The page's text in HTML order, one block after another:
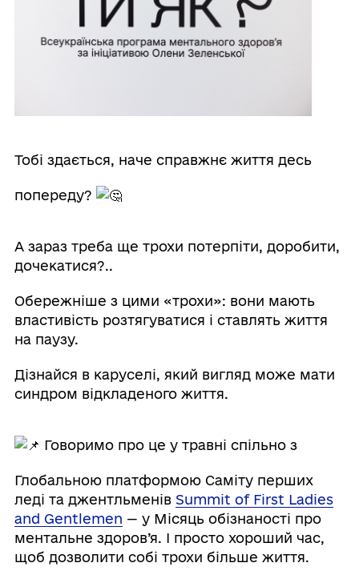
Тобі здається, наче справжнє життя десь
попереду?
А зараз треба ще трохи потерпіти, доробити,
дочекатися?..
Обережніше з цими «трохи»: вони мають
властивість розтягуватися і ставлять життя
на паузу.
Дізнайся в каруселі, який вигляд може мати
синдром відкладеного життя.
Говоримо про це у травні спільно з
Глобальною платформою Саміту перших
леді та джентльменів Summit of First Ladies
and Gentlemen — у Місяць обізнаності про
ментальне здоров’я. І просто хороший час,
щоб дозволити собі трохи більше життя.